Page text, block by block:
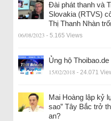
Đài phát thanh và
Slovakia (RTVS)
Thị Thanh Nhàn
06/08/2023 - 5.165 Views
Ủng hộ Thoibao.de
15/02/2018 - 24.071
Mai Hoàng lập kỷ
sao” Tây Bắc trở
an?